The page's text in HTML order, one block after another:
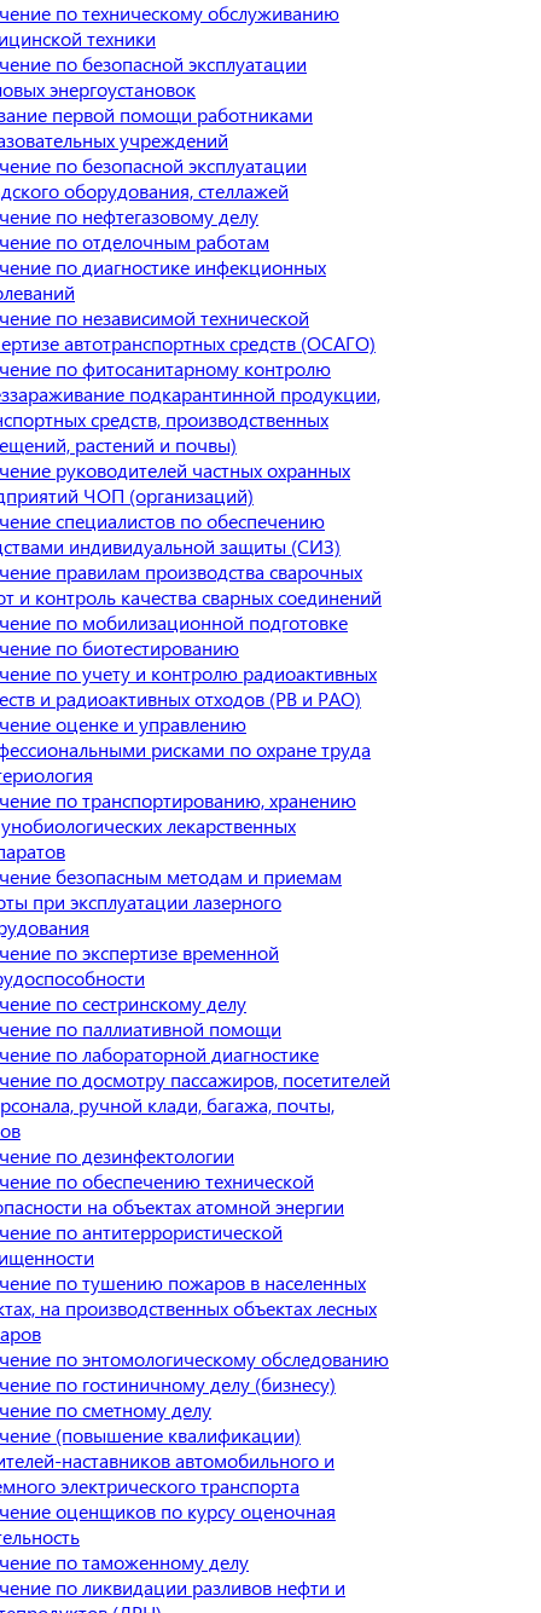
по техническому обслуживанию
техники
по безопасной эксплуатации
энергоустановок
первой помощи работниками
учреждений
по безопасной эксплуатации
оборудования, стеллажей
по нефтегазовому делу
по отделочным работам
по диагностике инфекционных
по независимой технической
автотранспортных средств (ОСАГО)
по фитосанитарному контролю
подкарантинной продукции,
средств, производственных
растений и почвы)
руководителей частных охранных
ЧОП (организаций)
специалистов по обеспечению
индивидуальной защиты (СИЗ)
правилам производства сварочных
и контроль качества сварных соединений
по мобилизационной подготовке
по биотестированию
по учету и контролю радиоактивных
и радиоактивных отходов (РВ и РАО)
оценке и управлению
рисками по охране труда
по транспортированию, хранению
лекарственных
безопасным методам и приемам
при эксплуатации лазерного
по экспертизе временной
по сестринскому делу
по паллиативной помощи
по лабораторной диагностике
по досмотру пассажиров, посетителей
ручной клади, багажа, почты,
по дезинфектологии
по обеспечению технической
на объектах атомной энергии
по антитеррористической
по тушению пожаров в населенных
на производственных объектах лесных
по энтомологическому обследованию
по гостиничному делу (бизнесу)
по сметному делу
(повышение квалификации)
наставников автомобильного и
электрического транспорта
оценщиков по курсу оценочная
по таможенному делу
по ликвидации разливов нефти и